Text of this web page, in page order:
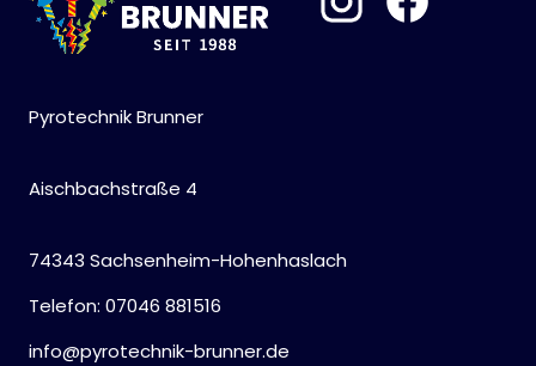
Pyrotechnik Brunner
Aischbachstraße 4
74343 Sachsenheim-Hohenhaslach
Telefon: 07046 881516
info@pyrotechnik-brunner.de